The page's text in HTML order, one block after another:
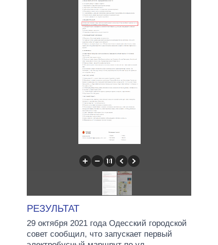
РЕЗУЛЬТАТ
29 октября 2021 года Одесский городской
совет сообщил, что запускает первый